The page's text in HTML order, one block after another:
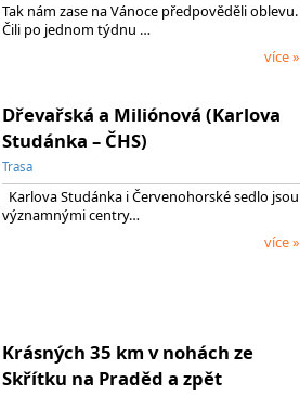
Tak nám zase na Vánoce předpověděli oblevu.
Čili po jednom týdnu …
více »
Dřevařská a Miliónová (Karlova
Studánka – ČHS)
Trasa
Karlova Studánka i Červenohorské sedlo jsou
významnými centry…
více »
Krásných 35 km v nohách ze
Skřítku na Praděd a zpět